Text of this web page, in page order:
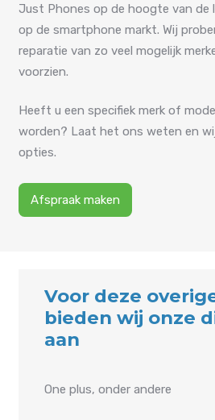
Just Phones op de hoogte van de
op de smartphone markt. Wij
reparatie van zo veel mogelijk
voorzien.
Heeft u een specifiek merk of
worden? Laat het ons weten en
opties.
Afspraak maken
Voor deze
bieden wij onze
aan
One plus, onder andere